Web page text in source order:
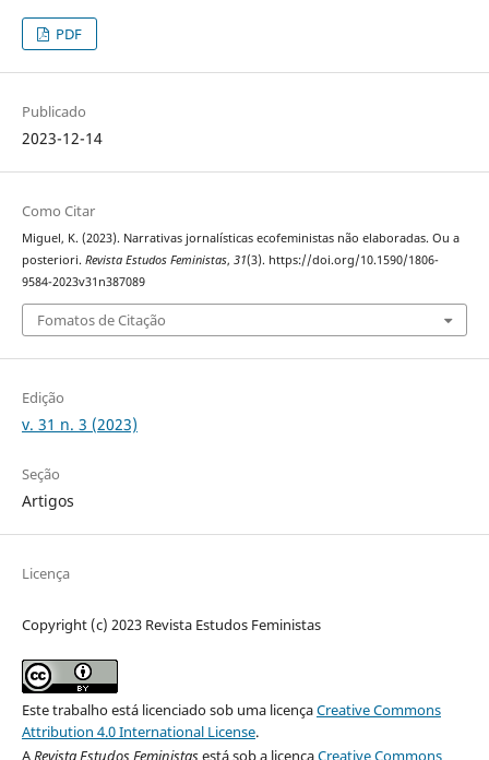
PDF
Publicado
2023-12-14
Como Citar
Miguel, K. (2023). Narrativas jornalísticas ecofeministas não elaboradas. Ou a
posteriori. Revista Estudos Feministas, 31(3). https://doi.org/10.1590/1806-
9584-2023v31n387089
Fomatos de Citação
Edição
v. 31 n. 3 (2023)
Seção
Artigos
Licença
Copyright (c) 2023 Revista Estudos Feministas
Este trabalho está licenciado sob uma licençaCreative Commons
Attribution 4.0 International License.
ARevista Estudos Feministasestá sob a licençaCreative Commons